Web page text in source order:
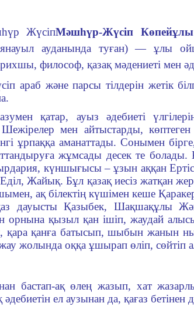
ЖүсіпМәшһүр-Жүсіп
ауданында туған) — ұлы
философ, қазақ мәдениеті мен
араб және парсы тілдерін жетік
қатар, ауыз әдебиеті
мен айтыстарды,
ұрпаққа аманаттады. Сонымен
жұмсады десек те
күншығысы – ұзын аққан Ертіс,
Еділ, Жайық. Бұл қазақ иесіз жатқан
ақ білектің күшімен кеше
дауысты Қазыбек, Шақшақұлы
орнына қызыл қан ішіп, жаудай
қара қанға батысып, шыбын жанын
жолында оққа ұшырап өліп, сөйтіп
бастап-ақ өлең жазып, хат
ел ау­зы­нан да, қағаз